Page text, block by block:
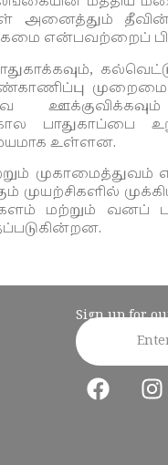
தீவின்
என்பவற்றைப்
பாதுகாப்பை
உள்ளன.
முகாமைத்துவம்
முயற்சிகளில்
மற்றும் வனப்
Sign up for
Email